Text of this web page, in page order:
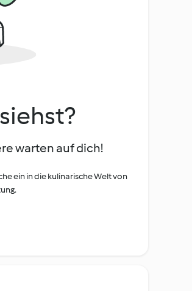
warten auf dich!
ein in die kulinarische Welt von